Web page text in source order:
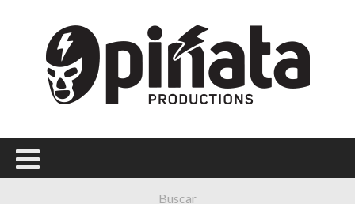
Menú Principal
PORTADA
CONCIERTOS
FESTIVALES